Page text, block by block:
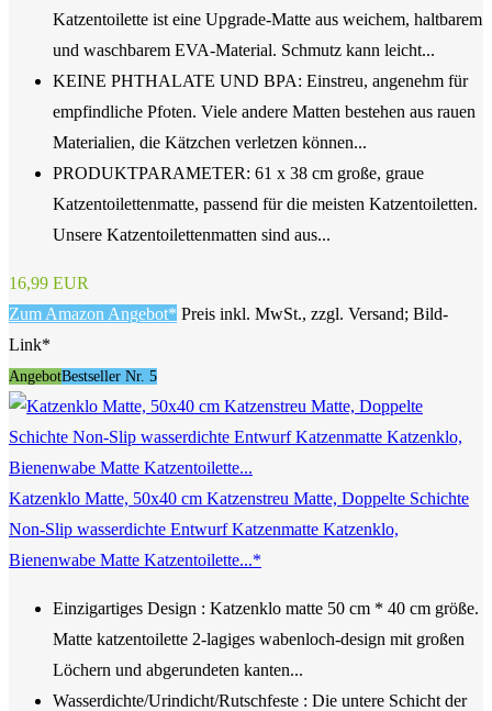
Katzentoilette ist eine Upgrade-Matte aus weichem, haltbarem
und waschbarem EVA-Material. Schmutz kann leicht...
KEINE PHTHALATE UND BPA: Einstreu, angenehm für
empfindliche Pfoten. Viele andere Matten bestehen aus rauen
Materialien, die Kätzchen verletzen können...
PRODUKTPARAMETER: 61 x 38 cm große, graue
Katzentoilettenmatte, passend für die meisten Katzentoiletten.
Unsere Katzentoilettenmatten sind aus...
16,99 EUR
Zum Amazon Angebot* Preis inkl. MwSt., zzgl. Versand; Bild-
Link*
AngebotBestseller Nr. 5
Katzenklo Matte, 50x40 cm Katzenstreu Matte, Doppelte Schichte
Non-Slip wasserdichte Entwurf Katzenmatte Katzenklo,
Bienenwabe Matte Katzentoilette...*
Einzigartiges Design : Katzenklo matte 50 cm * 40 cm größe.
Matte katzentoilette 2-lagiges wabenloch-design mit großen
Löchern und abgerundeten kanten...
Wasserdichte/Urindicht/Rutschfeste : Die untere Schicht der